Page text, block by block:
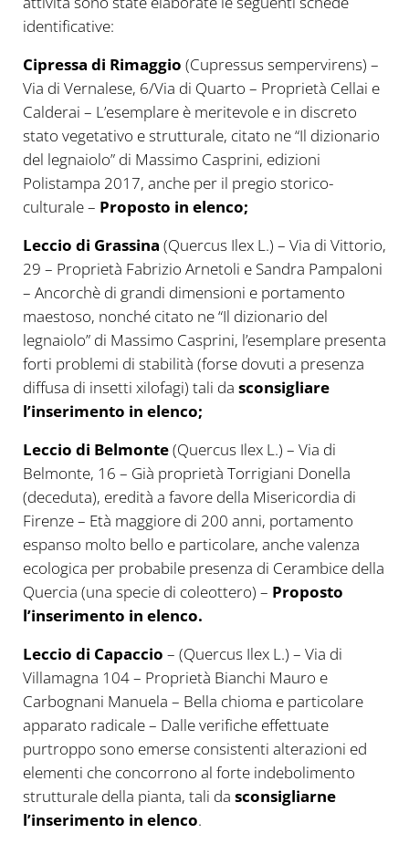
identificative:
Cipressa di Rimaggio (Cupressus sempervirens) –
Via di Vernalese, 6/Via di Quarto – Proprietà Cellai e
Calderai – L’esemplare è meritevole e in discreto
stato vegetativo e strutturale, citato ne “Il dizionario
del legnaiolo” di Massimo Casprini, edizioni
Polistampa 2017, anche per il pregio storico-
culturale – Proposto in elenco;
Leccio di Grassina (Quercus Ilex L.) – Via di Vittorio,
29 – Proprietà Fabrizio Arnetoli e Sandra Pampaloni
– Ancorchè di grandi dimensioni e portamento
maestoso, nonché citato ne “Il dizionario del
legnaiolo” di Massimo Casprini, l’esemplare presenta
forti problemi di stabilità (forse dovuti a presenza
diffusa di insetti xilofagi) tali da sconsigliare
l’inserimento in elenco;
Leccio di Belmonte(Quercus Ilex L.) – Via di
Belmonte, 16 – Già proprietà Torrigiani Donella
(deceduta), eredità a favore della Misericordia di
Firenze – Età maggiore di 200 anni, portamento
espanso molto bello e particolare, anche valenza
ecologica per probabile presenza di Cerambice della
Quercia (una specie di coleottero) – Proposto
l’inserimento in elenco.
Leccio di Capaccio – (Quercus Ilex L.) – Via di
Villamagna 104 – Proprietà Bianchi Mauro e
Carbognani Manuela – Bella chioma e particolare
apparato radicale – Dalle verifiche effettuate
purtroppo sono emerse consistenti alterazioni ed
elementi che concorrono al forte indebolimento
strutturale della pianta, tali da sconsigliarne
l’inserimento in elenco.